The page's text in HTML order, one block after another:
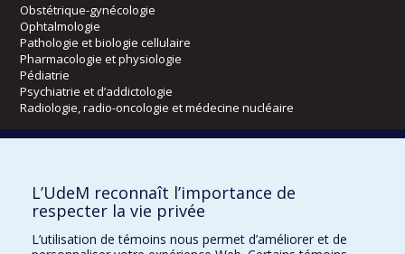
Obstétrique-gynécologie
Ophtalmologie
Pathologie et biologie cellulaire
Pharmacologie et physiologie
Pédiatrie
Psychiatrie et d’addictologie
Radiologie, radio-oncologie et médecine nucléaire
Kinésiologie et des sciences de l’activité physique
Orthophonie et audiologie
L’UdeM reconnaît l’importance de
respecter la vie privée
L’utilisation de témoins nous permet d’améliorer et de